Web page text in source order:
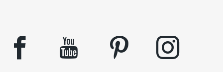
facebook youtube pinterest instagram